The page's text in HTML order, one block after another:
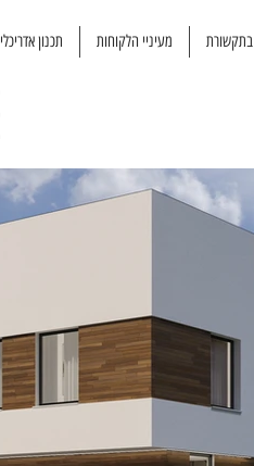
תכנון אדריכלי מעיניי הלקוחות בתקשורת